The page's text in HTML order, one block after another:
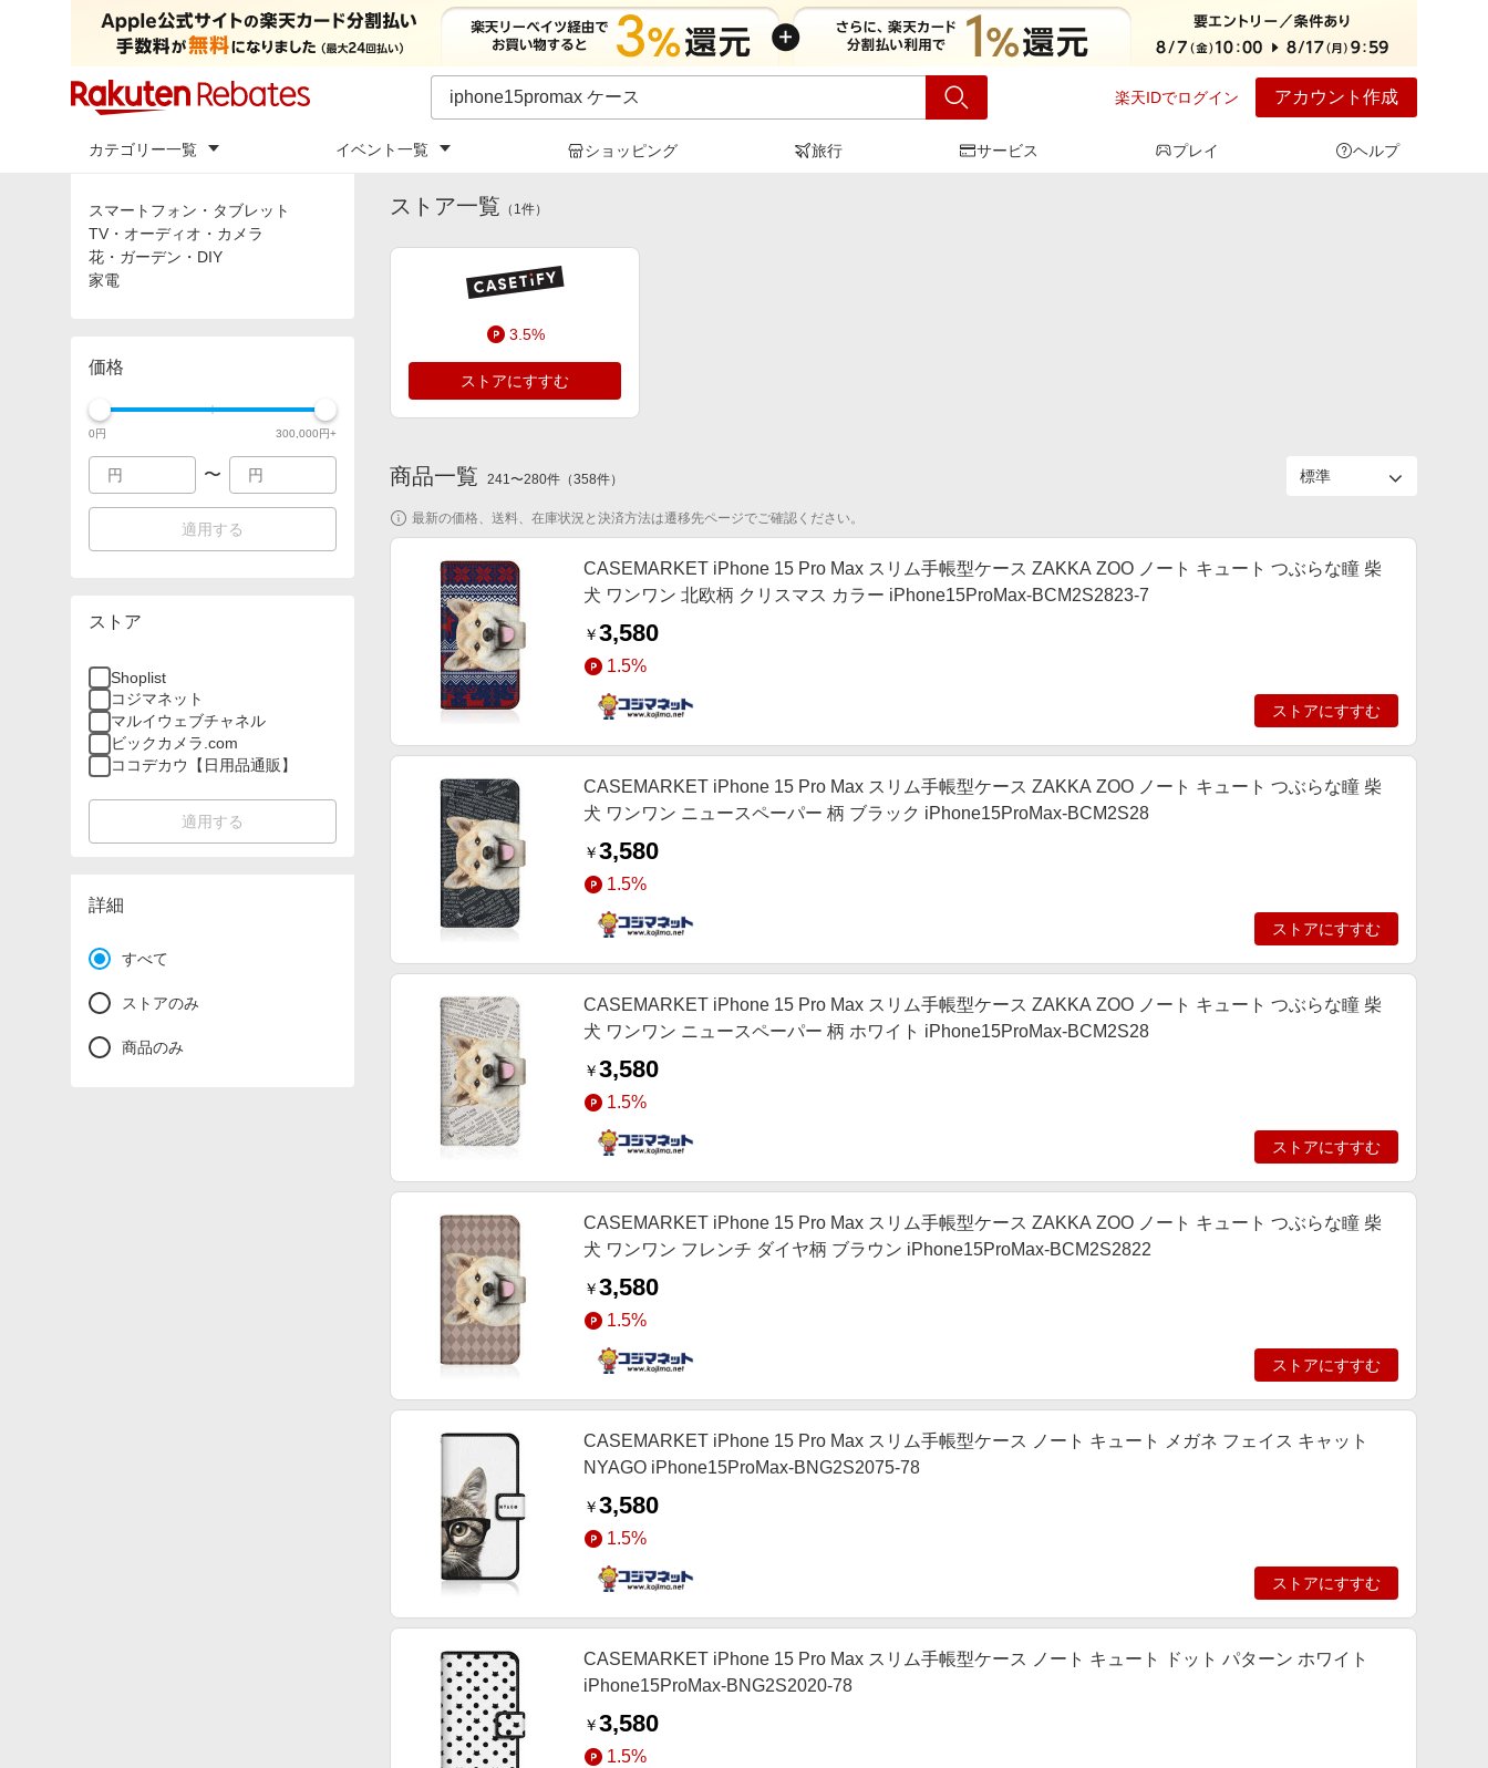
楽天IDでログイン アカウント作成
カテゴリー一覧 イベント一覧 ショッピング 旅行 サービス プレイ ヘルプ
カテゴリ
スマートフォン・タブレット
TV・オーディオ・カメラ
花・ガーデン・DIY
家電
価格
0円 300,000円+
〜
適用する
ストア
Shoplist
コジマネット
マルイウェブチャネル
ビックカメラ.com
ココデカウ【日用品通販】
適用する
詳細
すべて
ストアのみ
商品のみ
トップ iphone15promax ケース」の検索結果
ストア一覧 （ 1件）
3.5%
ストアにすすむ
商品一覧 241〜280件 （358件）
最新の価格、送料、在庫状況と決済方法は遷移先ページでご確認ください。
CASEMARKET iPhone 15 Pro Max スリム手帳型ケース ZAKKA ZOO ノート キュート つぶらな瞳 柴
犬 ワンワン 北欧柄 クリスマス カラー iPhone15ProMax-BCM2S2823-7
￥3,580
1.5%
ストアにすすむ
CASEMARKET iPhone 15 Pro Max スリム手帳型ケース ZAKKA ZOO ノート キュート つぶらな瞳 柴
犬 ワンワン ニュースペーパー 柄 ブラック iPhone15ProMax-BCM2S28
￥3,580
1.5%
ストアにすすむ
CASEMARKET iPhone 15 Pro Max スリム手帳型ケース ZAKKA ZOO ノート キュート つぶらな瞳 柴
犬 ワンワン ニュースペーパー 柄 ホワイト iPhone15ProMax-BCM2S28
￥3,580
1.5%
ストアにすすむ
CASEMARKET iPhone 15 Pro Max スリム手帳型ケース ZAKKA ZOO ノート キュート つぶらな瞳 柴
犬 ワンワン フレンチ ダイヤ柄 ブラウン iPhone15ProMax-BCM2S2822
￥3,580
1.5%
ストアにすすむ
CASEMARKET iPhone 15 Pro Max スリム手帳型ケース ノート キュート メガネ フェイス キャット
NYAGO iPhone15ProMax-BNG2S2075-78
￥3,580
1.5%
ストアにすすむ
CASEMARKET iPhone 15 Pro Max スリム手帳型ケース ノート キュート ドット パターン ホワイト
iPhone15ProMax-BNG2S2020-78
￥3,580
1.5%